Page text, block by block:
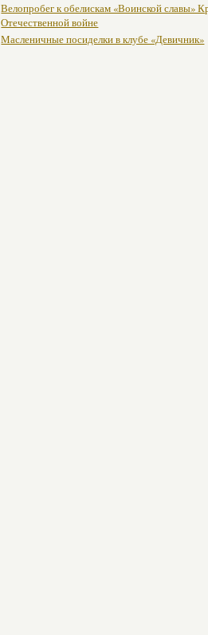
Велопробег к обелискам «Воинской славы»
Отечественной войне
Масленичные посиделки в клубе «Девичник»